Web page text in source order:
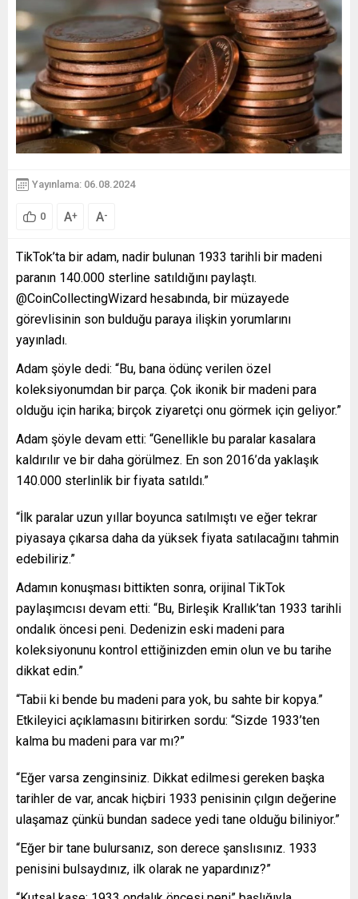
Yayınlama: 06.08.2024
0 A+ A-
TikTok’ta bir adam, nadir bulunan 1933 tarihli bir madeni
paranın 140.000 sterline satıldığını paylaştı.
@CoinCollectingWizard hesabında, bir müzayede
görevlisinin son bulduğu paraya ilişkin yorumlarını
yayınladı.
Adam şöyle dedi: “Bu, bana ödünç verilen özel
koleksiyonumdan bir parça. Çok ikonik bir madeni para
olduğu için harika; birçok ziyaretçi onu görmek için geliyor.”
Adam şöyle devam etti: “Genellikle bu paralar kasalara
kaldırılır ve bir daha görülmez. En son 2016’da yaklaşık
140.000 sterlinlik bir fiyata satıldı.”
“İlk paralar uzun yıllar boyunca satılmıştı ve eğer tekrar
piyasaya çıkarsa daha da yüksek fiyata satılacağını tahmin
edebiliriz.”
Adamın konuşması bittikten sonra, orijinal TikTok
paylaşımcısı devam etti: “Bu, Birleşik Krallık’tan 1933 tarihli
ondalık öncesi peni. Dedenizin eski madeni para
koleksiyonunu kontrol ettiğinizden emin olun ve bu tarihe
dikkat edin.”
“Tabii ki bende bu madeni para yok, bu sahte bir kopya.”
Etkileyici açıklamasını bitirirken sordu: “Sizde 1933’ten
kalma bu madeni para var mı?”
“Eğer varsa zenginsiniz. Dikkat edilmesi gereken başka
tarihler de var, ancak hiçbiri 1933 penisinin çılgın değerine
ulaşamaz çünkü bundan sadece yedi tane olduğu biliniyor.”
“Eğer bir tane bulursanız, son derece şanslısınız. 1933
penisini bulsaydınız, ilk olarak ne yapardınız?”